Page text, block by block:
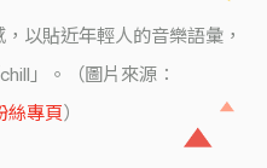
以貼近年輕人的音樂語彙，
」。（圖片來源：
絲專頁）